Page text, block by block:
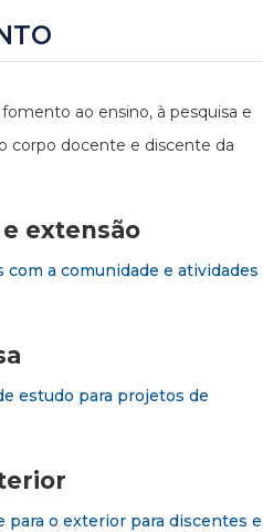
ao ensino, à pesquisa e
corpo docente e discente da
extensão
a comunidade e atividades
estudo para projetos de
o exterior para discentes e